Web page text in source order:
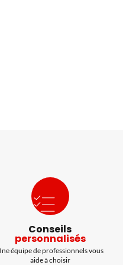
Conseils
personnalisés
équipe de professionnels vous
aide à choisir